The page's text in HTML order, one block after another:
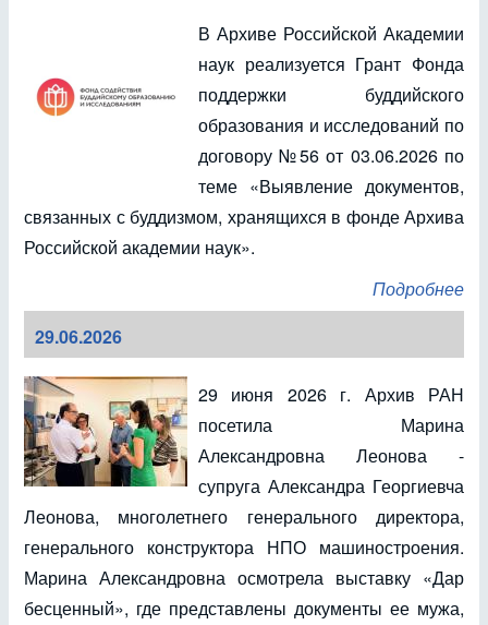
В Архиве Российской Академии
наук реализуется Грант Фонда
поддержки буддийского
образования и исследований по
договору №56 от 03.06.2026 по
теме «Выявление документов,
связанных с буддизмом, хранящихся в фонде Архива
Российской академии наук».
Подробнее
29.06.2026
29 июня 2026 г. Архив РАН
посетила Марина
Александровна Леонова -
супруга Александра Георгиевча
Леонова, многолетнего генерального директора,
генерального конструктора НПО машиностроения.
Марина Александровна осмотрела выставку «Дар
бесценный», где представлены документы ее мужа,